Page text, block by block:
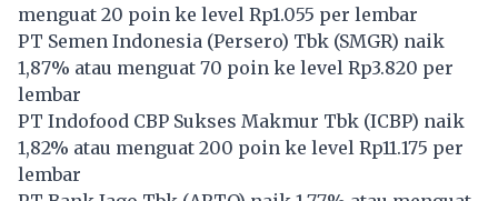
menguat 20 poin ke level Rp1.055 per lembar
PT Semen Indonesia (Persero) Tbk (SMGR) naik
1,87% atau menguat 70 poin ke level Rp3.820 per
lembar
PT Indofood CBP Sukses Makmur Tbk (ICBP) naik
1,82% atau menguat 200 poin ke level Rp11.175 per
lembar